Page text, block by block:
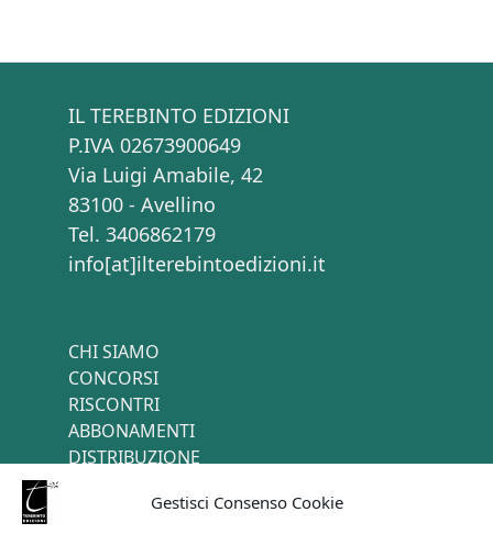
Gestisci Consenso Cookie
IL TEREBINTO EDIZIONI
P.IVA 02673900649
Via Luigi Amabile, 42
83100 - Avellino
Tel. 3406862179
info[at]ilterebintoedizioni.it
CHI SIAMO
CONCORSI
RISCONTRI
ABBONAMENTI
DISTRIBUZIONE